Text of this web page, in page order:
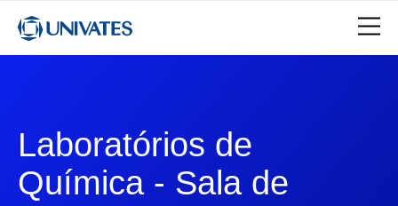
Laboratórios de
Química - Sala de